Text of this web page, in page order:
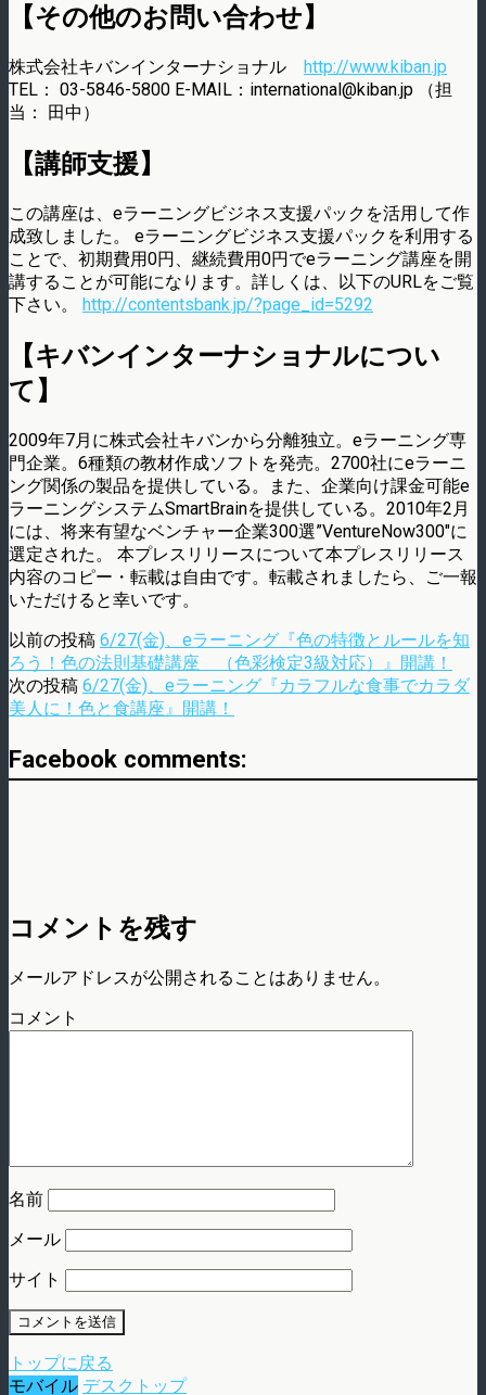
【その他のお問い合わせ】
株式会社キバンインターナショナル http://www.kiban.jp
TEL： 03-5846-5800 E-MAIL：international@kiban.jp （担
当： 田中）
【講師支援】
この講座は、eラーニングビジネス支援パックを活用して作
成致しました。 eラーニングビジネス支援パックを利用する
ことで、初期費用0円、継続費用0円でeラーニング講座を開
講することが可能になります。詳しくは、以下のURLをご覧
下さい。 http://contentsbank.jp/?page_id=5292
【キバンインターナショナルについ
て】
2009年7月に株式会社キバンから分離独立。eラーニング専
門企業。6種類の教材作成ソフトを発売。2700社にeラーニ
ング関係の製品を提供している。また、企業向け課金可能e
ラーニングシステムSmartBrainを提供している。2010年2月
には、将来有望なベンチャー企業300選”VentureNow300″に
選定された。 本プレスリリースについて本プレスリリース
内容のコピー・転載は自由です。転載されましたら、ご一報
いただけると幸いです。
以前の投稿 6/27(金)、eラーニング『色の特徴とルールを知
ろう！色の法則基礎講座 （色彩検定3級対応）』開講！
次の投稿 6/27(金)、eラーニング『カラフルな食事でカラダ
美人に！色と食講座』開講！
Facebook comments:
コメントを残す
メールアドレスが公開されることはありません。
コメント
名前
メール
サイト
トップに戻る
モバイル デスクトップ